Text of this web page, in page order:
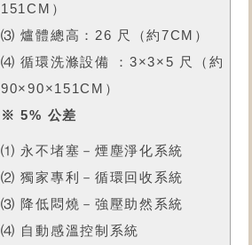
151CM）
⑶ 爐體總高：26 尺（約7CM）
⑷ 循環洗滌設備 ：3×3×5 尺（約
90×90×151CM）
※ 5% 公差
⑴ 永不堵塞－煙塵淨化系統
⑵ 獨家專利－循環回收系統
⑶ 降低悶燒－強壓助然系統
⑷ 自動感溫控制系統